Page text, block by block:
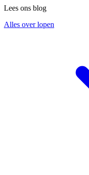
Lees ons blog
Alles over lopen